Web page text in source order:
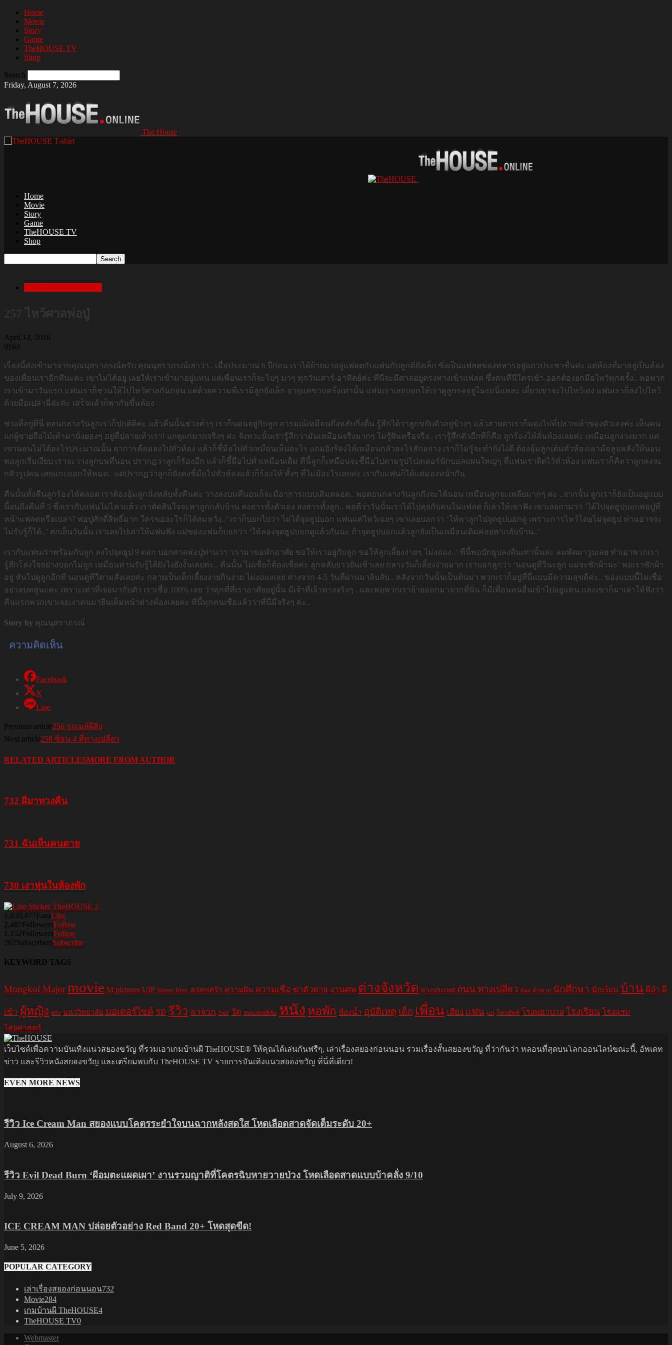
Home
Movie
Story
Game
TheHOUSE TV
Shop
Search
Friday, August 7, 2026
The House
Home
Movie
Story
Game
TheHOUSE TV
Shop
April 14, 2016
9163
เรื่องนี้ส่งเข้ามาจากคุณนุสราภรณ์ครับ คุณนุสราภรณ์เล่าว่า.. เมื่อประมาณ 6 ปีก่อน เราได้ย้ายมาอยู่แฟลตกับแฟนกับลูกที่ยังเล็ก ซึ่งเป็นแฟลตของทหารอยู่แถวประชาชื่นค่ะ แต่ห้องที่มาอยู่เป็นห้อง
ของเพื่อนเราอีกทีนะคะ เขาไม่ได้อยู่ เลยให้เราเข้ามาอยู่แทน แต่เพื่อนเราก็จะไปๆ มาๆ ทุกวันเสาร์-อาทิตย์ค่ะ ที่นี่จะมีศาลอยู่ตรงทางเข้าแฟลต ซึ่งคนที่นี่ใครเข้า-ออกต้องยกมือไหว้ทุกครั้ง.. พอพวก
เราเข้ามาวันแรก แฟนเราก็ชวนให้ไปไหว้ศาลกันก่อน แต่ด้วยความที่เรามีลูกยังเล็ก อายุแค่ขวบครึ่งเท่านั้น แฟนเราเลยบอกให้เราดูลูกรออยู่ในรถนี่แหละ เดี๋ยวเขาจะไปไหว้เอง แฟนเราก็ลงไปไหว้
ด้วยมือเปล่านี่ล่ะค่ะ เสร็จแล้วก็พากันขึ้นห้อง
ช่วงที่อยู่ที่นี่ ตอนกลางวันลูกเราก็ปกติดีค่ะ แล้วคืนนั้นช่วงค่ำๆ เราก็นอนอยู่กับลูก อารมณ์เหมือนกึ่งหลับกึ่งตื่น รู้สึกได้ว่าลูกขยับตัวอยู่ข้างๆ แล้วสายตาเราก็มองไปที่ปลายเท้าของตัวเองค่ะ เห็นคน
แก่ผู้ชายถือไม้เท้ามานั่งยองๆ อยู่ที่ปลายเท้าเรา! แกดูแก่มากจริงๆ ค่ะ จังหวะนั้นเรารู้สึกว่ามันเหมือนจริงมากๆ ไม่รู้ฝันหรือจริง.. เรารู้สึกตัวอีกทีก็คือ ลูกร้องไห้ลั่นห้องเลยค่ะ เหมือนลูกง่วงมาก แต่
เขานอนไม่ได้อะไรประมาณนั้น อาการคือมองไปทั่วห้อง แล้วก็ชี้มือไปทั่วเหมือนเห็นอะไร แถมยังร้องไห้เหมือนกลัวอะไรสักอย่าง เราก็ไม่รู้จะทำยังไงดี ต้องอุ้มลูกเดินทั่วห้องเอามือลูบหลังให้นอน
พอลูกเริ่มเงียบ เราจะวางลูกบนที่นอน ปรากฏว่าลูกก็ร้องอีก แล้วก็ชี้มือไปทั่วเหมือนเดิม ทีนี้ลูกก็เหมือนจะชี้มือไปตามรูปโปสเตอร์นักบอลแผ่นใหญ่ๆ ที่แฟนเราติดไว้ทั่วห้อง แฟนเราก็คิดว่าลูกคงจะ
กลัวรูปคน เลยแกะออกให้หมด.. แต่ปรากฏว่าลูกก็ยังคงชี้มือไปทั่วห้องแล้วก็ร้องไห้ ทั้งๆ ที่ไม่มีอะไรเลยค่ะ เรากับแฟนก็ได้แต่มองหน้ากัน
คืนนั้นทั้งคืนลูกร้องไห้ตลอด เราต้องอุ้มลูกนั่งหลับทั้งคืนค่ะ วางลงบนที่นอนก็จะมีอาการแบบเดิมตลอด.. พอตอนกลางวันลูกถึงจะได้นอน เหมือนลูกจะเพลียมากๆ ค่ะ ..จากนั้น ลูกเราก็ยังเป็นอยู่แบบ
นี้จนถึงคืนที่ 5 ซึ่งเรากับแฟนไม่ไหวแล้ว เราตัดสินใจจะพาลูกกลับบ้าน สงสารทั้งตัวเอง สงสารทั้งลูก.. พอดีว่าวันนั้นเราได้ไปคุยกับคนในแฟลต ก็เล่าให้เขาฟัง เขาเลยถามว่า ‘ได้ไปจุดธูปบอกพ่อปู่ที่
หน้าแฟลตหรือเปล่า? พ่อปู่ศักดิ์สิทธิ์มาก ใครขออะไรก็ได้สมหวัง..’ เราก็บอกไปว่า ไม่ได้จุดธูปบอก แฟนแค่ไหว้เฉยๆ เขาเลยบอกว่า ‘ให้พาลูกไปจุดธูปบอกดู เพราะการไหว้โดยไม่จุดธูป ท่านอาจจะ
ไม่รับรู้ก็ได้..’ ตกเย็นวันนั้น เราเลยไปเล่าให้แฟนฟัง แม่ของแฟนก็บอกว่า ‘ให้ลองจุดธูปบอกดูแล้วกันนะ ถ้าจุดธูปบอกแล้วลูกยังเป็นเหมือนเดิมค่อยพากลับบ้าน..’
เรากับแฟนเราพร้อมกับลูก ลงไปจุดธูป 9 ดอก บอกศาลพ่อปู่ท่านว่า ‘เรามาขอพักอาศัย ขอให้เราอยู่กับลูก ขอให้ลูกเลี้ยงง่ายๆ ไม่งอแง..’ ทีนี้พอปักธูปลงดินเท่านั้นล่ะ ลมพัดมาวูบเลย ทำเอาพวกเรา
รู้สึกโล่งใจอย่างบอกไม่ถูก เหมือนท่านรับรู้ได้ยังไงยังงั้นเลยค่ะ.. คืนนั้น ไม่เชื่อก็ต้องเชื่อค่ะ ลูกหลับยาวยันเช้าเลย กลางวันก็เลี้ยงง่ายมาก เราบอกลูกว่า ‘นอนดูทีวีนะลูก แม่จะซักผ้านะ’ พอเราซักผ้า
อยู่ หันไปดูลูกอีกที นอนดูทีวีตามสั่งเลยค่ะ กลายเป็นเด็กเลี้ยงง่ายกินง่าย ไม่งอแงเลย ต่างจาก 4-5 วันที่ผ่านมาลิบลับ.. หลังจากวันนั้นเป็นต้นมา พวกเราก็อยู่ที่นี่แบบมีความสุขดีค่ะ.. ของแบบนี้ไม่เชื่อ
อย่าลบหลู่นะคะ เพราะเท่าที่เจอมากับตัว เราเชื่อ 100% เลย ว่าทุกที่ที่เราอาศัยอยู่นั้น มีเจ้าที่เจ้าทางจริงๆ ..และพอพวกเราย้ายออกมาจากที่นั่น ก็มีเพื่อนคนอื่นเข้าไปอยู่แทน และเขาก็มาเล่าให้ฟังว่า
คืนแรกพวกเขาเจอเงาคนมายืนเต็มหน้าต่างห้องเลยค่ะ ทีนี้ทุกคนเชื่อแล้วว่าที่นี่มีจริงๆ ค่ะ..
Story by คุณนุสราภรณ์
ความคิดเห็น
Facebook
X
Line
Previous article256 รถเมล์ผีสิง
Next article258 ซ้อน 4 ที่ทางเปลี่ยว
RELATED ARTICLESMORE FROM AUTHOR
732 ผีมาทวงคืน
731 ฉันเห็นคนตาย
730 เงาหุ่นในห้องพัก
1,830,477FansLike
2,487FollowersFollow
1,152FollowersFollow
262SubscribersSubscribe
KEYWORD TAGS
Mongkol Majormovie M pictures UIP Warner Bros. ครอบครัว ความฝัน ความเชื่อ ฆ่าตัวตาย งานศพ ต่างจังหวัด ต่างประเทศ ถนนทางเปลี่ยว ท้อง ท้าทาย นักศึกษา นักเรียน บ้าน ผีอำ ผี
เข้า ผู้หญิง พระ มหาวิทยาลัย มอเตอร์ไซค์ รถ รีวิว ลาจาก ลิฟท์ วัด สหมงคลฟิล์ม หนัง หอพัก ห้องน้ำ อุบัติเหตุ เด็ก เพื่อน เสียง แฟน แม่ โทรศัพท์ โรงพยาบาล โรงเรียน โรงแรม
ไสยศาสตร์
เว็บไซต์เพื่อความบันเทิงแนวสยองขวัญ ที่รวมเอาเกมบ้านผี TheHOUSE® ให้คุณได้เล่นกันฟรีๆ, เล่าเรื่องสยองก่อนนอน รวมเรื่องสั้นสยองขวัญ ที่ว่ากันว่า หลอนที่สุดบนโลกออนไลน์ขณะนี้, อัพเดท
ข่าว และรีวิวหนังสยองขวัญ และเตรียมพบกับ TheHOUSE TV รายการบันเทิงแนวสยองขวัญ ที่นี่ที่เดียว!
EVEN MORE NEWS
รีวิว Ice Cream Man สยองแบบโคตรระยำใจบนฉากหลังสดใส โหดเลือดสาดจัดเต็มระดับ 20+
August 6, 2026
รีวิว Evil Dead Burn ‘ผีอมตะแผดเผา’ งานรวมญาติที่โคตรฉิบหายวายป่วง โหดเลือดสาดแบบบ้าคลั่ง 9/10
July 9, 2026
ICE CREAM MAN ปล่อยตัวอย่าง Red Band 20+ โหดสุดขีด!
June 5, 2026
POPULAR CATEGORY
เล่าเรื่องสยองก่อนนอน732
Movie284
เกมบ้านผี TheHOUSE4
TheHOUSE TV0
Webmaster